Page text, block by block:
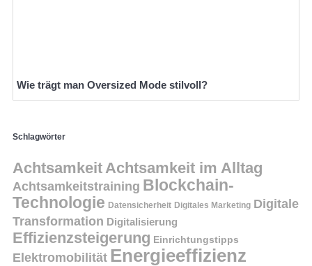
Wie trägt man Oversized Mode stilvoll?
Schlagwörter
Achtsamkeit Achtsamkeit im Alltag
Achtsamkeitstraining Blockchain-
Technologie Datensicherheit Digitales Marketing Digitale
Transformation Digitalisierung
Effizienzsteigerung Einrichtungstipps
Elektromobilität Energieeffizienz